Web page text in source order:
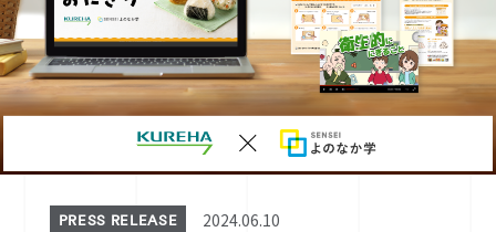
PRESS RELEASE 2024.06.10